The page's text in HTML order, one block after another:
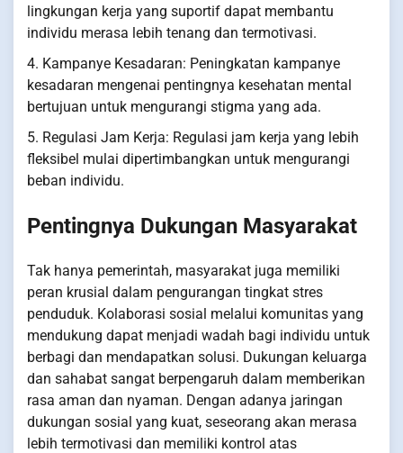
lingkungan kerja yang suportif dapat membantu
individu merasa lebih tenang dan termotivasi.
4. Kampanye Kesadaran: Peningkatan kampanye
kesadaran mengenai pentingnya kesehatan mental
bertujuan untuk mengurangi stigma yang ada.
5. Regulasi Jam Kerja: Regulasi jam kerja yang lebih
fleksibel mulai dipertimbangkan untuk mengurangi
beban individu.
Pentingnya Dukungan Masyarakat
Tak hanya pemerintah, masyarakat juga memiliki
peran krusial dalam pengurangan tingkat stres
penduduk. Kolaborasi sosial melalui komunitas yang
mendukung dapat menjadi wadah bagi individu untuk
berbagi dan mendapatkan solusi. Dukungan keluarga
dan sahabat sangat berpengaruh dalam memberikan
rasa aman dan nyaman. Dengan adanya jaringan
dukungan sosial yang kuat, seseorang akan merasa
lebih termotivasi dan memiliki kontrol atas